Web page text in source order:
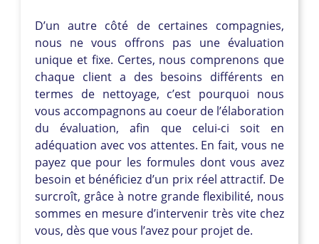
D’un autre côté de certaines compagnies,
nous ne vous offrons pas une évaluation
unique et fixe. Certes, nous comprenons que
chaque client a des besoins différents en
termes de nettoyage, c’est pourquoi nous
vous accompagnons au coeur de l’élaboration
du évaluation, afin que celui-ci soit en
adéquation avec vos attentes. En fait, vous ne
payez que pour les formules dont vous avez
besoin et bénéficiez d’un prix réel attractif. De
surcroît, grâce à notre grande flexibilité, nous
sommes en mesure d’intervenir très vite chez
vous, dès que vous l’avez pour projet de.